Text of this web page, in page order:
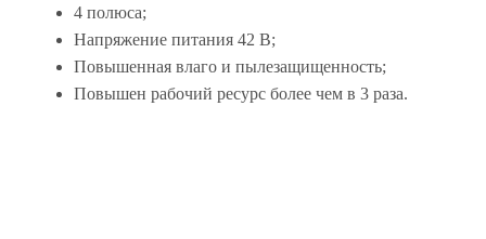
4 полюса;
Напряжение питания 42 В;
Повышенная влаго и пылезащищенность;
Повышен рабочий ресурс более чем в 3 раза.